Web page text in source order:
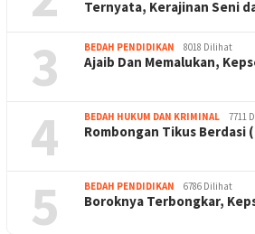
Ternyata, Kerajinan Seni
3 BEDAH PENDIDIKAN 8018 Dilihat
Ajaib Dan Memalukan,
4 BEDAH HUKUM DAN KRIMINAL 7711
Rombongan Tikus
5 BEDAH PENDIDIKAN 6786 Dilihat
Boroknya Terbongkar,